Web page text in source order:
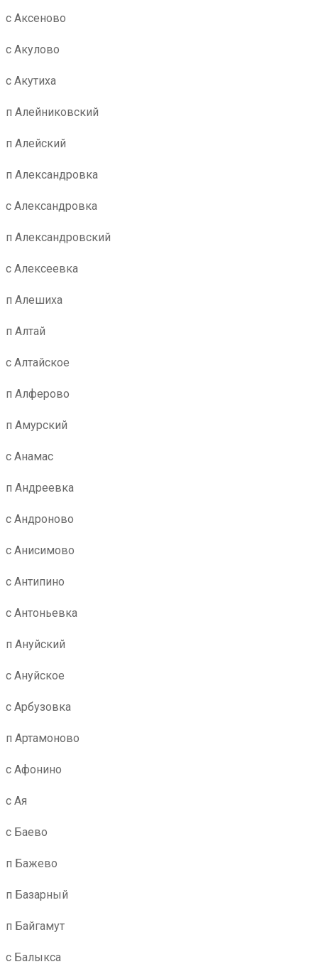
с Аксеново
с Акулово
с Акутиха
п Алейниковский
п Алейский
п Александровка
с Александровка
п Александровский
с Алексеевка
п Алешиха
п Алтай
с Алтайское
п Алферово
п Амурский
с Анамас
п Андреевка
с Андроново
с Анисимово
с Антипино
с Антоньевка
п Ануйский
с Ануйское
с Арбузовка
п Артамоново
с Афонино
с Ая
с Баево
п Бажево
п Базарный
п Байгамут
с Балыкса